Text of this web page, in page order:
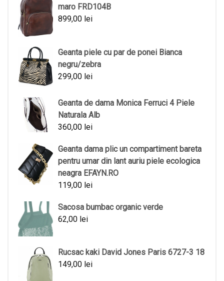
maro FRD104B
899,00 lei
Geanta piele cu par de ponei Bianca
negru/zebra
299,00 lei
Geanta de dama Monica Ferruci 4 Piele
Naturala Alb
360,00 lei
Geanta dama plic un compartiment bareta
pentru umar din lant auriu piele ecologica
neagra EFAYN.RO
119,00 lei
Sacosa bumbac organic verde
62,00 lei
Rucsac kaki David Jones Paris 6727-3 18
149,00 lei